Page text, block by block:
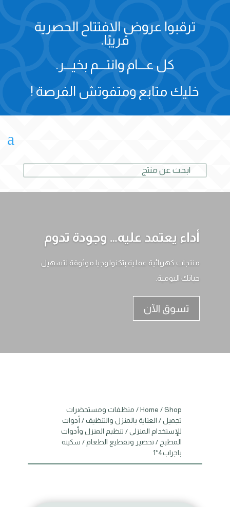
ترقبوا عروض الافتتاح الحصرية
قريبًا.
كل عـــام وانتـــم بخيـــر.
خليك متابع ومتفوتش الفرصة !
a
أداء يعتمد عليه… وجودة تدوم
منتجات كهربائية عملية بتكنولوجيا موثوقة لتسهيل
حياتك اليومية.
تسوق الآن
Home /Shop
/ منظفات ومستحضرات
تجميل/ العناية بالمنزل والتنظيف/ أدوات
للإستخدام المنزلي/ تنظيم المنزل وأدوات
المطبخ / تحضير وتقطيع الطعام / سكينه
باجراب4*1